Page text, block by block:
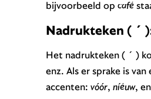
bijvoorbeeld op café
Nadrukteken ( ´
Het nadrukteken ( ´ )
enz. Als er sprake is
accenten: vóór, níéuw,